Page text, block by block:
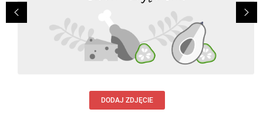
DODAJ ZDJĘCIE